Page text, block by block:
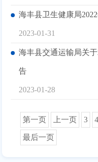
海丰县卫生健康局
2023-01-31
海丰县交通运输局关
告
2023-01-28
第一页 上一页 3 4
最后一页